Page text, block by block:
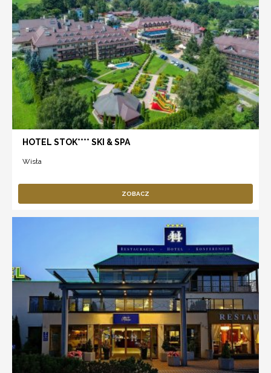
HOTEL STOK**** SKI & SPA
Wisła
ZOBACZ